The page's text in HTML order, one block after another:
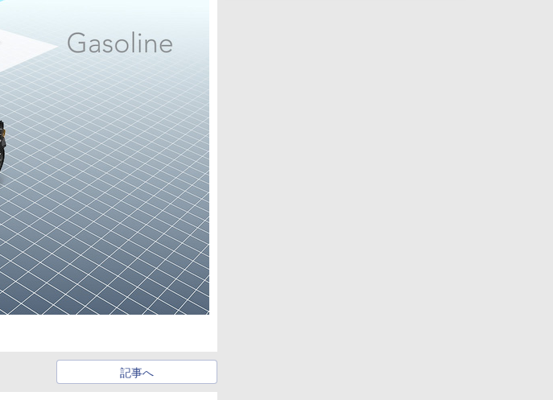
記事へ